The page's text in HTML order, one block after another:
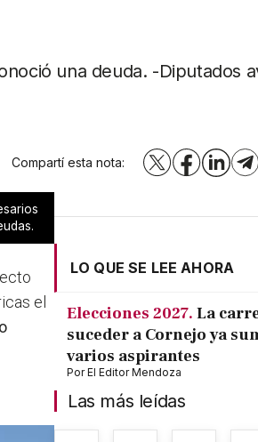
una deuda. -Diputados
Compartí esta nota: X Facebook
el
LO QUE SE LEE AHORA
Elecciones 2027. La
suceder a Cornejo ya
varios aspirantes
PorEl Editor Mendoza
Las más leídas